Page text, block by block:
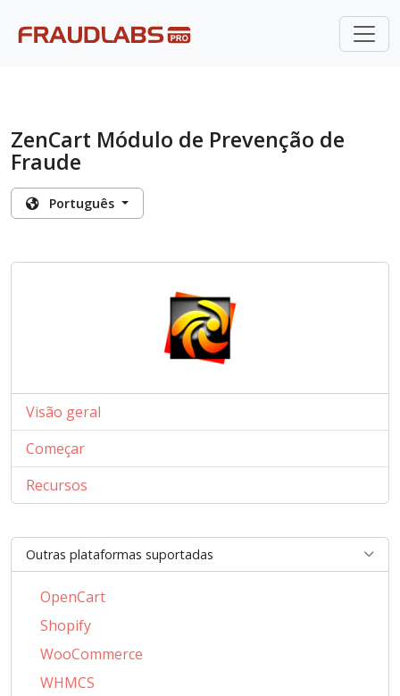
ZenCart Módulo de Prevenção de
Fraude
Português
Visão geral
Começar
Recursos
Outras plataformas suportadas
OpenCart
Shopify
WooCommerce
WHMCS